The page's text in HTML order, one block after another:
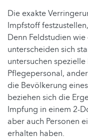
Die exakte
Impfstoff
Denn Feldstudien
unterscheiden sich
untersuchen
Pflegepersonal,
die Bevölkerung
beziehen sich die
Impfung in einem 2-
aber auch Personen
erhalten haben.